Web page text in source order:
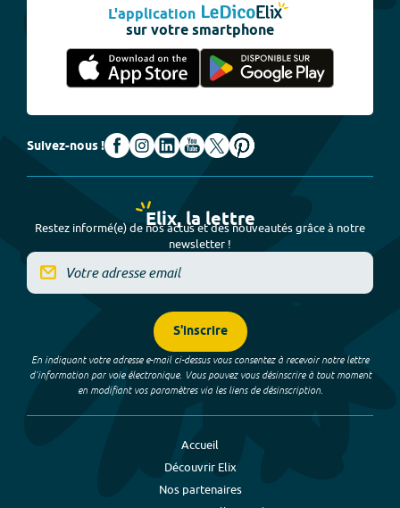
L'application
sur votre smartphone
Suivez-nous !
Elix, la lettre
Restez informé(e) de nos actus et des nouveautés grâce à notre
newsletter !
S'inscrire
En indiquant votre adresse e-mail ci-dessus vous consentez à recevoir notre lettre
d’information par voie électronique. Vous pouvez vous désinscrire à tout moment
en modifiant vos paramètres via les liens de désinscription.
Accueil
Découvrir Elix
Nos partenaires